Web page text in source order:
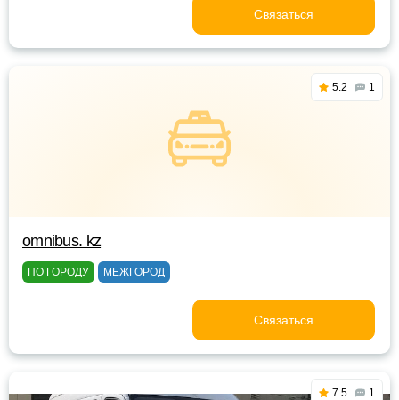
Связаться
5.2 1
omnibus. kz
ПО ГОРОДУ МЕЖГОРОД
Связаться
7.5 1